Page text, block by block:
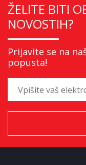
ŽELITE BITI
NOVOSTIH?
Prijavite se na
popusta!